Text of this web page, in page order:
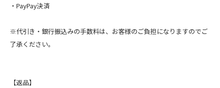
・PayPay決済
※代引き・銀行振込みの手数料は、お客様のご負担になりますのでご
了承ください。
【返品】